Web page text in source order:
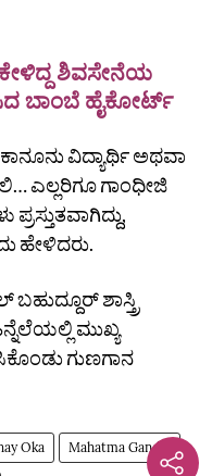
ಶಿವಸೇನೆಯ
ಬಾಂಬೆ ಹೈಕೋರ್ಟ್
ವಿದ್ಯಾರ್ಥಿ ಅಥವಾ
ಎಲ್ಲರಿಗೂ ಗಾಂಧೀಜಿ
ಹೇಳಿದರು.
ಶಾಸ್ತ್ರಿ
ಮುಖ್ಯ
ಗುಣಗಾನ
Oka Mahatma Gandhi